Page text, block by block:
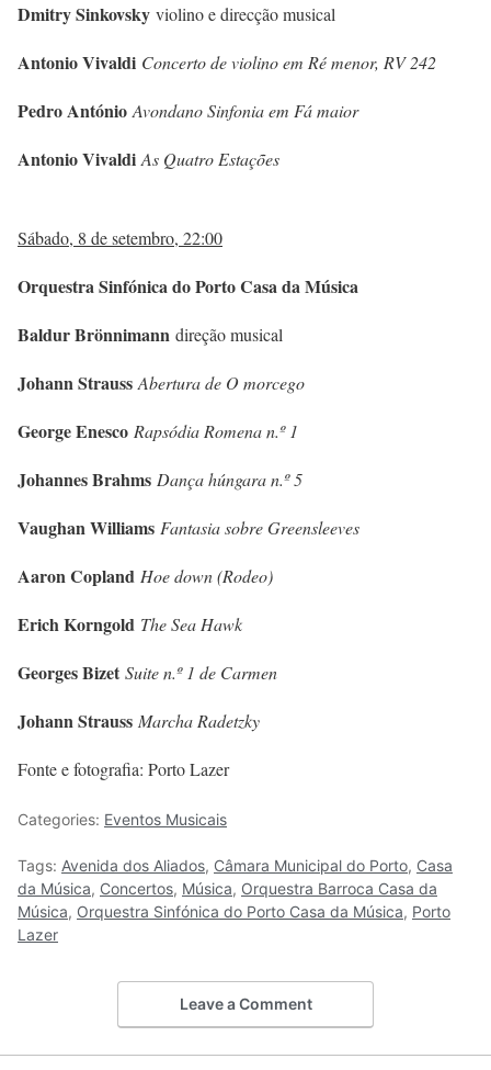
Dmitry Sinkovsky violino e direcção musical
Antonio Vivaldi Concerto de violino em Ré menor, RV 242
Pedro AntónioAvondano Sinfonia em Fá maior
Antonio VivaldiAs Quatro Estações
Sábado, 8 de setembro, 22:00
Orquestra Sinfónica do Porto Casa da Música
Baldur Brönnimann direção musical
Johann StraussAbertura de O morcego
George Enesco Rapsódia Romena n.º 1
Johannes Brahms Dança húngara n.º 5
Vaughan Williams Fantasia sobre Greensleeves
Aaron Copland Hoe down (Rodeo)
Erich Korngold The Sea Hawk
Georges Bizet Suite n.º 1 de Carmen
Johann Strauss Marcha Radetzky
Fonte e fotografia: Porto Lazer
Categories: Eventos Musicais
Tags: Avenida dos Aliados, Câmara Municipal do Porto, Casa
da Música, Concertos, Música, Orquestra Barroca Casa da
Música, Orquestra Sinfónica do Porto Casa da Música, Porto
Lazer
Leave a Comment